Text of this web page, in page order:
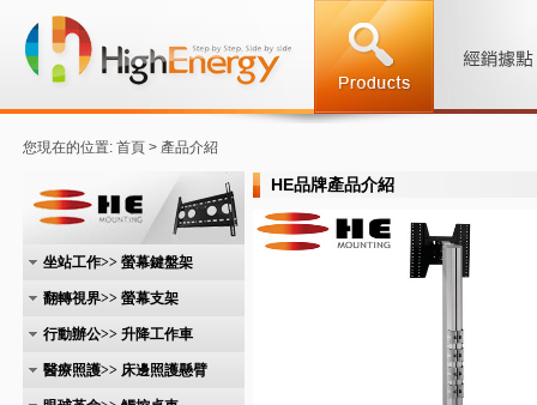
您現在的位置: 首頁 > 產品介紹
坐站工作>> 螢幕鍵盤架
翻轉視界>> 螢幕支架
行動辦公>> 升降工作車
醫療照護>> 床邊照護懸臂
HE品牌產品介紹